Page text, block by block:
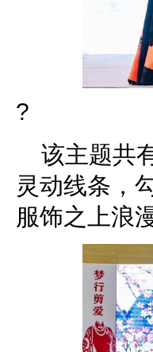
?
该主题共
灵动线条，
服饰之上浪